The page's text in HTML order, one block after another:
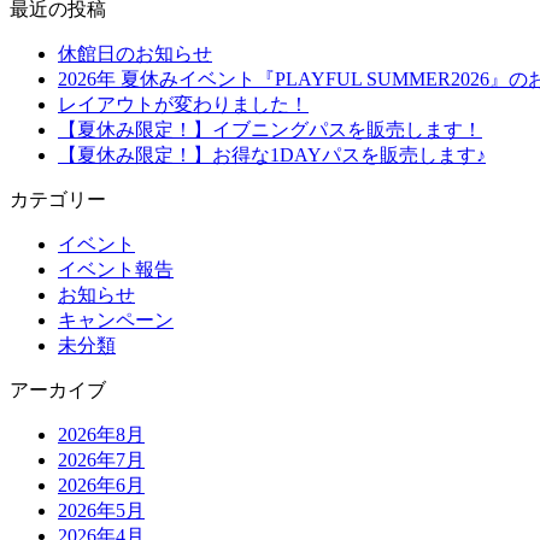
最近の投稿
休館日のお知らせ
2026年 夏休みイベント『PLAYFUL SUMMER2026』の
レイアウトが変わりました！
【夏休み限定！】イブニングパスを販売します！
【夏休み限定！】お得な1DAYパスを販売します♪
カテゴリー
イベント
イベント報告
お知らせ
キャンペーン
未分類
アーカイブ
2026年8月
2026年7月
2026年6月
2026年5月